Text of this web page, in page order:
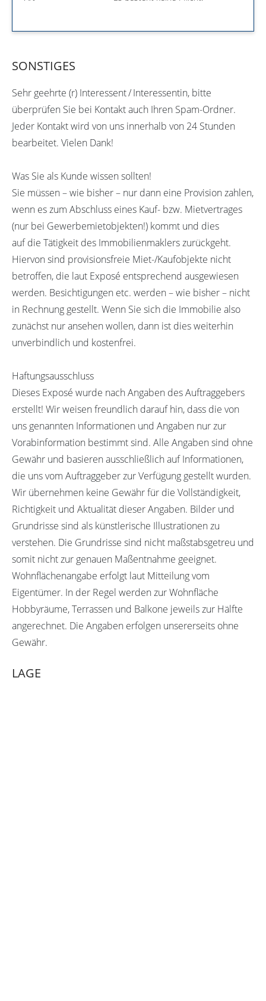
SONSTIGES
Sehr geehrte (r) Interessent / Interessentin, bitte
überprüfen Sie bei Kontakt auch Ihren Spam-Ordner.
Jeder Kontakt wird von uns innerhalb von 24 Stunden
bearbeitet. Vielen Dank!
Was Sie als Kunde wissen sollten!
Sie müssen – wie bisher – nur dann eine Provision zahlen,
wenn es zum Abschluss eines Kauf- bzw. Mietvertrages
(nur bei Gewerbemietobjekten!) kommt und dies
auf die Tätigkeit des Immobilienmaklers zurückgeht.
Hiervon sind provisionsfreie Miet-/Kaufobjekte nicht
betroffen, die laut Exposé entsprechend ausgewiesen
werden. Besichtigungen etc. werden – wie bisher – nicht
in Rechnung gestellt. Wenn Sie sich die Immobilie also
zunächst nur ansehen wollen, dann ist dies weiterhin
unverbindlich und kostenfrei.
Haftungsausschluss
Dieses Exposé wurde nach Angaben des Auftraggebers
erstellt! Wir weisen freundlich darauf hin, dass die von
uns genannten Informationen und Angaben nur zur
Vorabinformation bestimmt sind. Alle Angaben sind ohne
Gewähr und basieren ausschließlich auf Informationen,
die uns vom Auftraggeber zur Verfügung gestellt wurden.
Wir übernehmen keine Gewähr für die Vollständigkeit,
Richtigkeit und Aktualität dieser Angaben. Bilder und
Grundrisse sind als künstlerische Illustrationen zu
verstehen. Die Grundrisse sind nicht maßstabsgetreu und
somit nicht zur genauen Maßentnahme geeignet.
Wohnflächenangabe erfolgt laut Mitteilung vom
Eigentümer. In der Regel werden zur Wohnfläche
Hobbyräume, Terrassen und Balkone jeweils zur Hälfte
angerechnet. Die Angaben erfolgen unsererseits ohne
Gewähr.
LAGE